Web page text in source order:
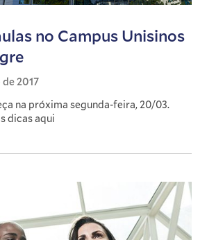
no Campus Unisinos
2017
na próxima segunda-feira, 20/03.
dicas aqui